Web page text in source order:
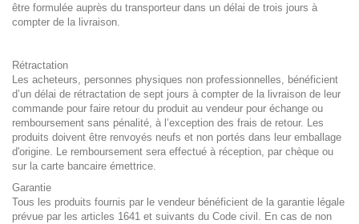
être formulée auprès du transporteur dans un délai de trois jours à
compter de la livraison.
Rétractation
Les acheteurs, personnes physiques non professionnelles, bénéficient
d’un délai de rétractation de sept jours à compter de la livraison de leur
commande pour faire retour du produit au vendeur pour échange ou
remboursement sans pénalité, à l’exception des frais de retour. Les
produits doivent être renvoyés neufs et non portés dans leur emballage
d'origine. Le remboursement sera effectué à réception, par chèque ou
sur la carte bancaire émettrice.
Garantie
Tous les produits fournis par le vendeur bénéficient de la garantie légale
prévue par les articles 1641 et suivants du Code civil. En cas de non